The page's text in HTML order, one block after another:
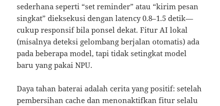
sederhana seperti “set reminder” atau “kirim pesan
singkat” dieksekusi dengan latency 0.8–1.5 detik—
cukup responsif bila ponsel dekat. Fitur AI lokal
(misalnya deteksi gelombang berjalan otomatis) ada
pada beberapa model, tapi tidak setingkat model
baru yang pakai NPU.
Daya tahan baterai adalah cerita yang positif: setelah
pembersihan cache dan menonaktifkan fitur selalu